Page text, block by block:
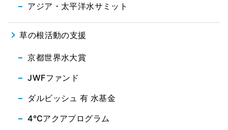
アジア・太平洋水サミット
草の根活動の支援
京都世界水大賞
JWFファンド
ダルビッシュ 有 水基金
4℃アクアプログラム